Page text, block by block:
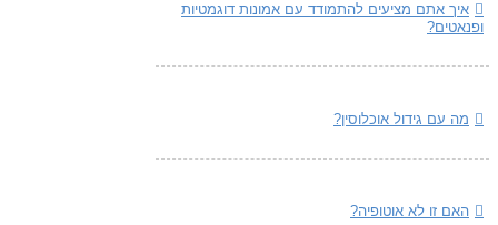
איך אתם מציעים להתמודד עם אמונות דוגמטיות
ופנאטים?
מה עם גידול אוכלוסין?
האם זו לא אוטופיה?